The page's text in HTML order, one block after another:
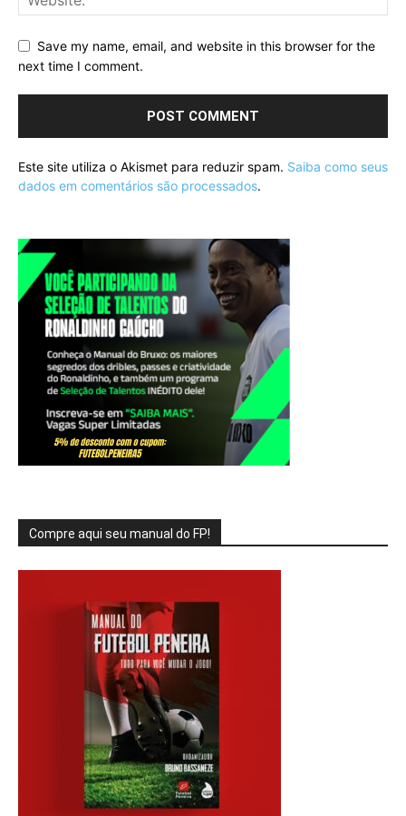
Save my name, email, and website in this browser for the
next time I comment.
Este site utiliza o Akismet para reduzir spam. Saiba como seus
dados em comentários são processados.
Compre aqui seu manual do FP!